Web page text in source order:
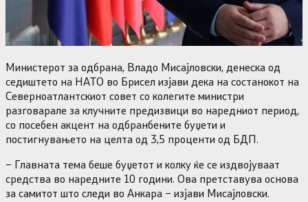
Министерот за одбрана, Владо Мисајловски, денеска од
седиштето на НАТО во Брисел изјави дека на состанокот на
Северноатлантскиот совет со колегите министри
разговарале за клучните предизвици во наредниот период,
со посебен акцент на одбранбените буџети и
постигнувањето на целта од 3,5 проценти од БДП.
– Главната тема беше буџетот и колку ќе се издвојуваат
средства во наредните 10 години. Ова претставува основа
за самитот што следи во Анкара – изјави Мисајловски.